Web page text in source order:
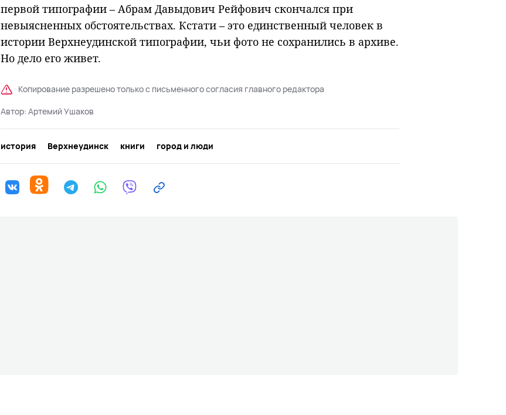
первой типографии – Абрам Давыдович Рейфович скончался при
невыясненных обстоятельствах. Кстати – это единственный человек в
истории Верхнеудинской типографии, чьи фото не сохранились в архиве.
Но дело его живет.
Копирование разрешено только с письменного согласия главного редактора
Автор: Артемий Ушаков
история Верхнеудинск книги город и люди